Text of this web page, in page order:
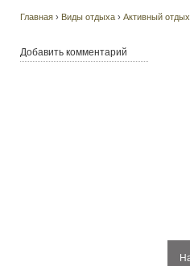
Главная › Виды отдыха › Активный отдых
Добавить комментарий